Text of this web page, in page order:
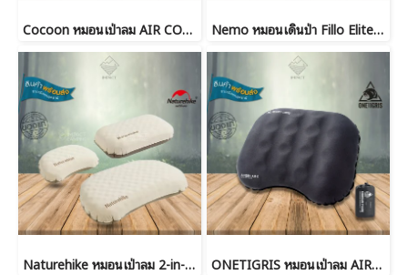
Cocoon หมอนเป่าลม AIR CORE PILLOW HYPERLIGHT Nemo หมอนเดินป่า Fillo Elite Ultralight Backpacking Pillow
Naturehike หมอนเป่าลม 2-in-1 sponge pillow ONETIGRIS หมอนเป่าลม AIRDREAM Inflating Pillow